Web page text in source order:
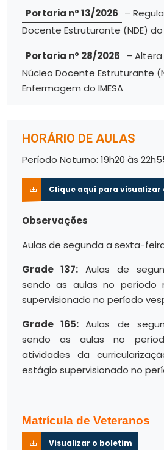
Portaria nº 13/2026 –
Docente Estruturante (NDE) do
Portaria nº 28/2026 –
Núcleo Docente Estruturante
Enfermagem do IMESA
HORÁRIO DE AULAS
Período Noturno: 19h20 às
Clique aqui para visualizar
Observações
Aulas de segunda a sexta-
Grade 137: Aulas de
sendo as aulas no período
supervisionado no período
Grade 165:Aulas de
sendo as aulas no
atividades da
estágio supervisionado no
Matrícula de Veteranos
Visualizar o boletim